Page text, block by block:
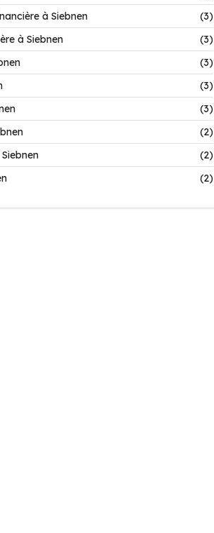
à Siebnen
(3)
à Siebnen
(3)
(3)
(3)
(3)
(2)
(2)
(2)